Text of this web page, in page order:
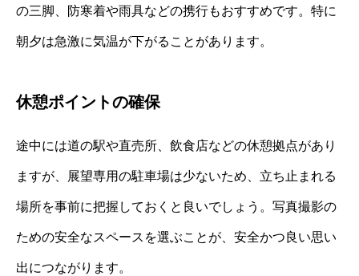
の三脚、防寒着や雨具などの携行もおすすめです。特に
朝夕は急激に気温が下がることがあります。
休憩ポイントの確保
途中には道の駅や直売所、飲食店などの休憩拠点があり
ますが、展望専用の駐車場は少ないため、立ち止まれる
場所を事前に把握しておくと良いでしょう。写真撮影の
ための安全なスペースを選ぶことが、安全かつ良い思い
出につながります。